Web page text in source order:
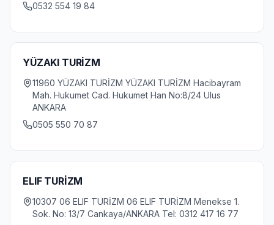
0532 554 19 84
YÜZAKI TURİZM
11960 YÜZAKI TURİZM YÜZAKI TURİZM Hacibayram
Mah. Hukumet Cad. Hukumet Han No:8/24 Ulus
ANKARA
0505 550 70 87
ELIF TURİZM
10307 06 ELIF TURİZM 06 ELIF TURİZM Menekse 1.
Sok. No: 13/7 Cankaya/ANKARA Tel: 0312 417 16 77